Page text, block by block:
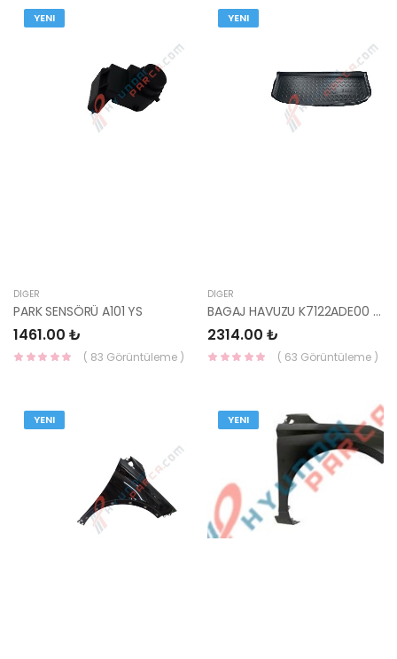
YENI
DIĞER
PARK SENSÖRÜ A101 YS
1461.00 ₺
( 83 Görüntüleme )
YENI
DIĞER
BAGAJ HAVUZU K7122ADE00 YS
2314.00 ₺
( 63 Görüntüleme )
YENI YENI